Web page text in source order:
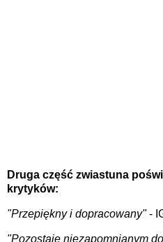
Druga część zwiastuna
krytyków:
"Przepiękny i dopracowany"-
"Pozostaje niezapomnianym